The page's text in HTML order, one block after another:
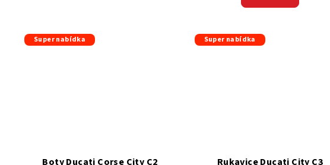
Super nabídka
Boty Ducati Corse City C2
Super nabídka
Rukavice Ducati City C3